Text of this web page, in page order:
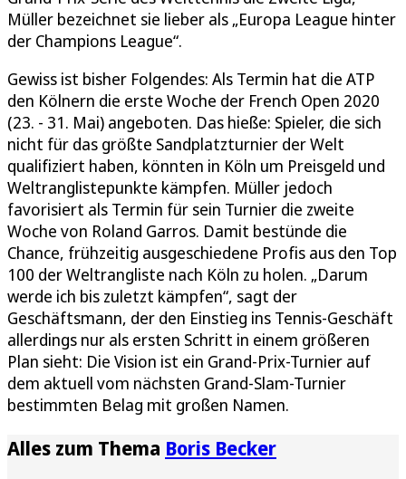
Müller bezeichnet sie lieber als „Europa League hinter
der Champions League“.
Gewiss ist bisher Folgendes: Als Termin hat die ATP
den Kölnern die erste Woche der French Open 2020
(23. - 31. Mai) angeboten. Das hieße: Spieler, die sich
nicht für das größte Sandplatzturnier der Welt
qualifiziert haben, könnten in Köln um Preisgeld und
Weltranglistepunkte kämpfen. Müller jedoch
favorisiert als Termin für sein Turnier die zweite
Woche von Roland Garros. Damit bestünde die
Chance, frühzeitig ausgeschiedene Profis aus den Top
100 der Weltrangliste nach Köln zu holen. „Darum
werde ich bis zuletzt kämpfen“, sagt der
Geschäftsmann, der den Einstieg ins Tennis-Geschäft
allerdings nur als ersten Schritt in einem größeren
Plan sieht: Die Vision ist ein Grand-Prix-Turnier auf
dem aktuell vom nächsten Grand-Slam-Turnier
bestimmten Belag mit großen Namen.
Alles zum Thema Boris Becker